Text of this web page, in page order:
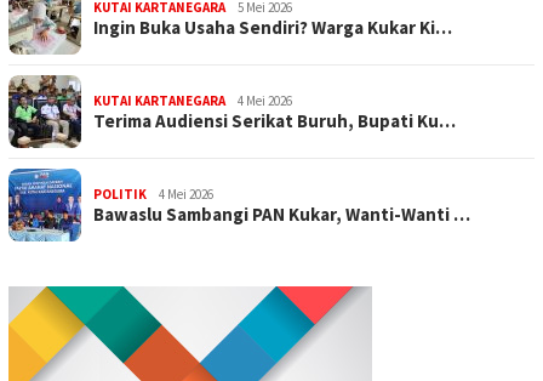
KUTAI KARTANEGARA 5 Mei 2026
Ingin Buka Usaha Sendiri? Warga Kukar Ki…
KUTAI KARTANEGARA 4 Mei 2026
Terima Audiensi Serikat Buruh, Bupati Ku…
POLITIK 4 Mei 2026
Bawaslu Sambangi PAN Kukar, Wanti-Wanti …